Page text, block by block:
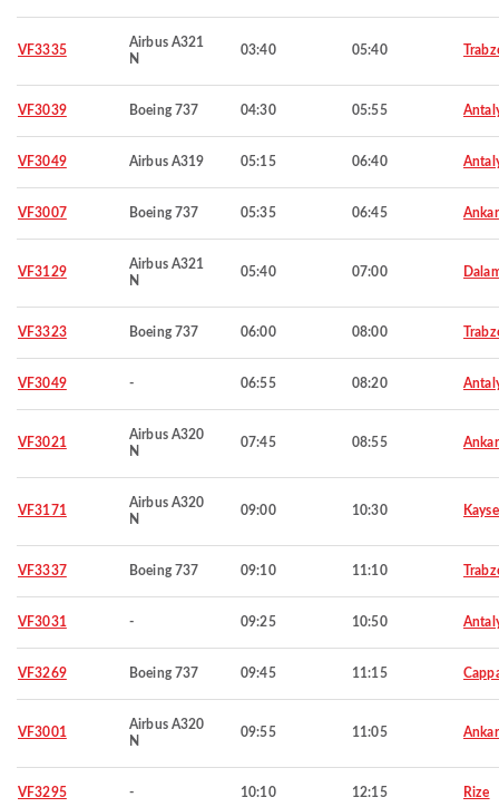
VF3335
Airbus A321
N
03:40 05:40
VF3039 Boeing 737 04:30 05:55
VF3049 Airbus A319 05:15 06:40
VF3007 Boeing 737 05:35 06:45
VF3129
Airbus A321
N
05:40 07:00
VF3323 Boeing 737 06:00 08:00
VF3049 - 06:55 08:20
VF3021
Airbus A320
N
07:45 08:55
VF3171
Airbus A320
N
09:00 10:30
VF3337 Boeing 737 09:10 11:10
VF3031 - 09:25 10:50
VF3269 Boeing 737 09:45 11:15
VF3001
Airbus A320
N
09:55 11:05
VF3295 - 10:10 12:15 Rize